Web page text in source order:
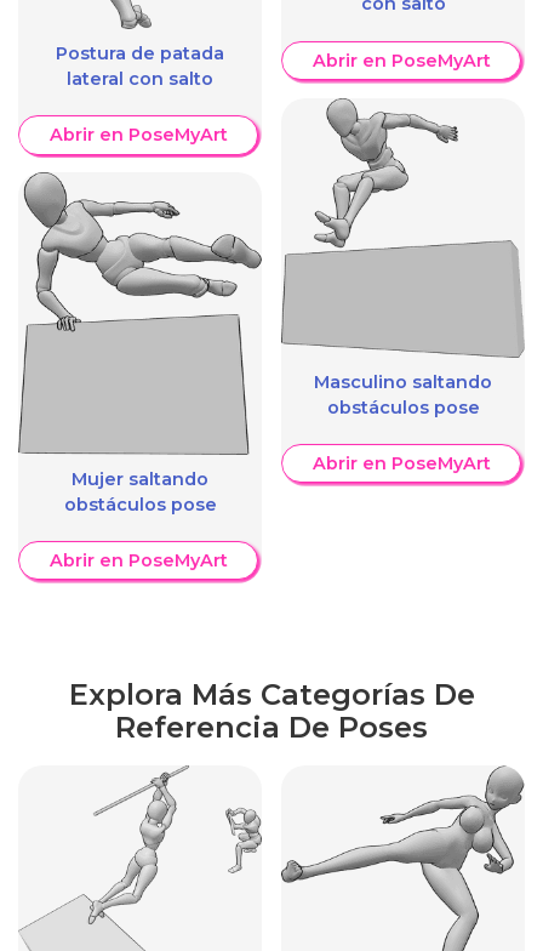
Postura de patada
lateral con salto
Abrir en PoseMyArt
Mujer saltando
obstáculos pose
Abrir en PoseMyArt
Abrir en PoseMyArt
Masculino saltando
obstáculos pose
Abrir en PoseMyArt
Explora Más Categorías De
Referencia De Poses